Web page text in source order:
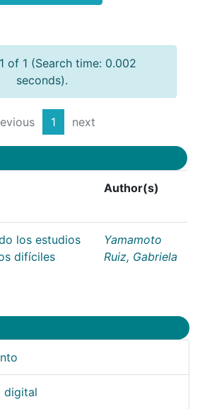
of 1 (Search time: 0.002
seconds).
1 next
Author(s)
los estudios
difíciles
Yamamoto
Ruiz, Gabriela
digital